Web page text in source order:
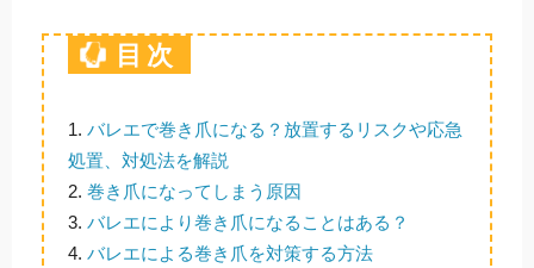
目次
1. バレエで巻き爪になる？放置するリスクや応急
処置、対処法を解説
2. 巻き爪になってしまう原因
3. バレエにより巻き爪になることはある？
4. バレエによる巻き爪を対策する方法